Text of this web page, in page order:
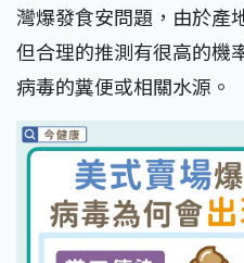
灣爆發食安問題，由於產
但合理的推測有很高的機
病毒的糞便或相關水源。